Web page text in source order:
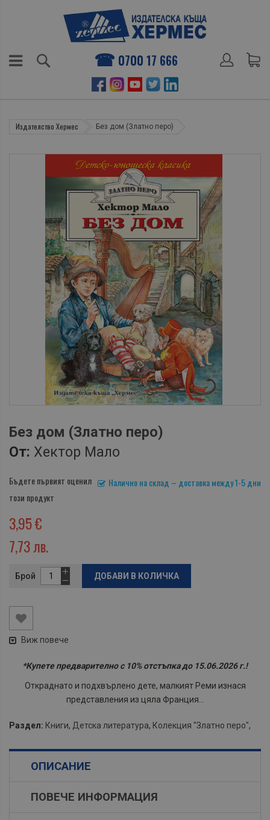
0700 17 666
Издателство Хермес Без дом (Златно перо)
Без дом (Златно перо)
От: Хектор Мало
Налично на склад – доставка между 1-5 дни
Бъдете първият оценил
този продукт
3,95 €
7,73 лв.
Брой ДОБАВИ В КОЛИЧКА
Виж повече
*Купете предварително с 10% отстъпка до 15.06.2026 г.!
Откраднато и подхвърлено дете, малкият Реми изнася
представления из цяла Франция...
Раздел: Книги, Детска литература, Колекция "Златно перо",
ОПИСАНИЕ
ПОВЕЧЕ ИНФОРМАЦИЯ